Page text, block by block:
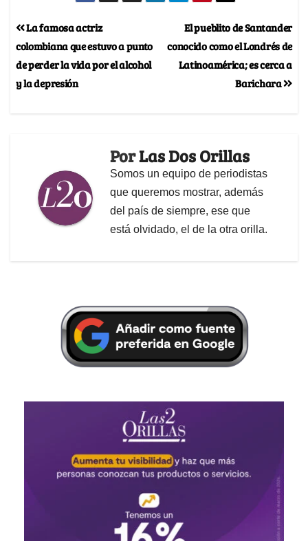
El pueblito de Santander
conocido como el Londrés de
Latinoamérica; es cerca a
Barichara
La famosa actriz
colombiana que estuvo a punto
de perder la vida por el alcohol
y la depresión
PorLas Dos Orillas
Somos un equipo de periodistas
que queremos mostrar, además
del país de siempre, ese que
está olvidado, el de la otra orilla.